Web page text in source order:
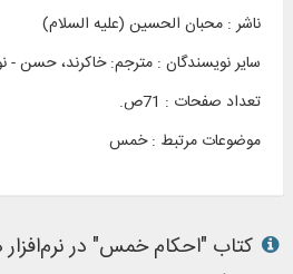
ناشر : محبان الحسين (عليه السلام)
سایر نویسندگان : مترجم: خاکرند، حسن
تعداد صفحات : 71ص.
موضوعات مرتبط :خمس
کتاب "احکام خمس" در نرم‌افزار